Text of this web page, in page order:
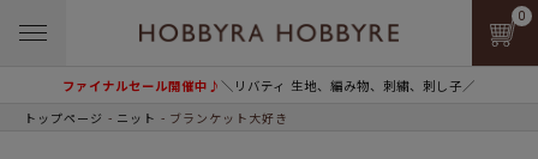
ファイナルセール開催中♪＼リバティ 生地、編み物、刺繍、刺し子／
0
トップページ ニット ブランケット大好き